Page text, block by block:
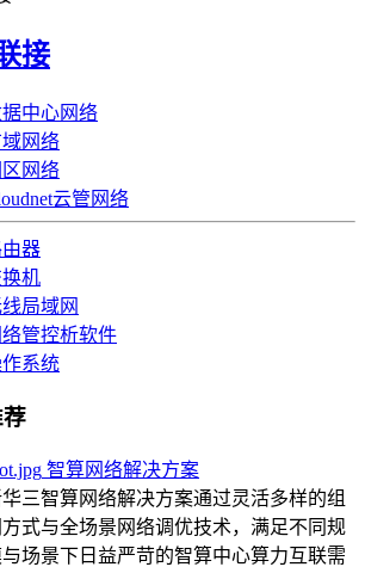
接
中心网络
网络
区网络
云管网络
器
机
局域网
络管控析软件
系统
智算网络解决方案
三智算网络解决方案通过灵活多样的组
方式与全场景网络调优技术，满足不同规
场景下日益严苛的智算中心算力互联需